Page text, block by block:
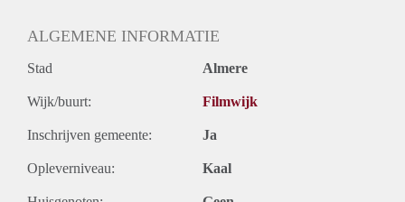
ALGEMENE INFORMATIE
Stad Almere
Wijk/buurt: Filmwijk
Inschrijven gemeente: Ja
Opleverniveau: Kaal